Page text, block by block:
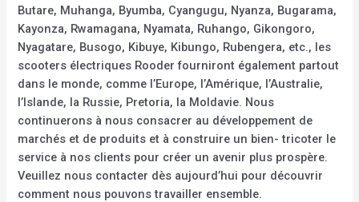
Butare, Muhanga, Byumba, Cyangugu, Nyanza, Bugarama,
Kayonza, Rwamagana, Nyamata, Ruhango, Gikongoro,
Nyagatare, Busogo, Kibuye, Kibungo, Rubengera, etc., les
scooters électriques Rooder fourniront également partout
dans le monde, comme l’Europe, l’Amérique, l’Australie,
l’Islande, la Russie, Pretoria, la Moldavie. Nous
continuerons à nous consacrer au développement de
marchés et de produits et à construire un bien- tricoter le
service à nos clients pour créer un avenir plus prospère.
Veuillez nous contacter dès aujourd’hui pour découvrir
comment nous pouvons travailler ensemble.